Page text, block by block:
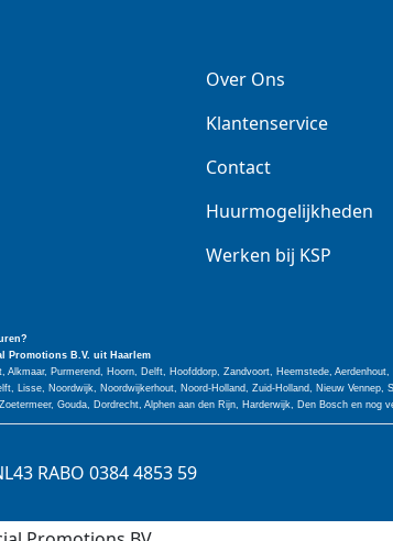
Over Ons
Klantenservice
Contact
Huurmogelijkheden
Werken bij KSP
PromotionsB.V. uit Haarlem
Purmerend, Hoorn, Delft, Hoofddorp, Zandvoort, Heemstede, Aerdenhout,
Lisse, Noordwijk, Noordwijkerhout, Noord-Holland, Zuid-Holland, Nieuw Vennep,
Gouda, Dordrecht, Alphen aan den Rijn, Harderwijk, Den Bosch en nog
RABO 0384 4853 59